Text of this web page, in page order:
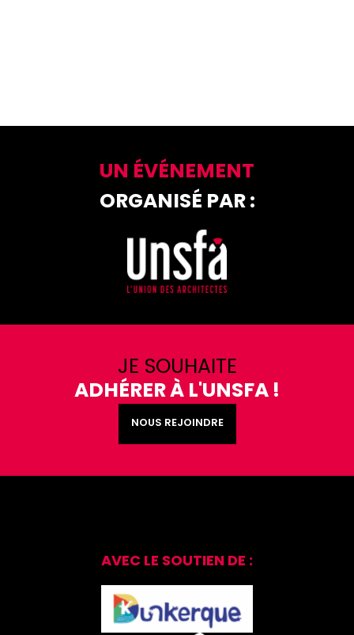
UN ÉVÉNEMENT
ORGANISÉ PAR :
JE SOUHAITE
ADHÉRER À L'UNSFA !
NOUS REJOINDRE
AVEC LE SOUTIEN DE :